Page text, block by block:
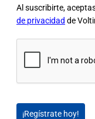
Al suscribirte,
de privacidad de
¡Regístrate hoy!